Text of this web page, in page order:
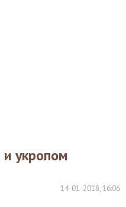
укропом
14-01-2018, 16:06